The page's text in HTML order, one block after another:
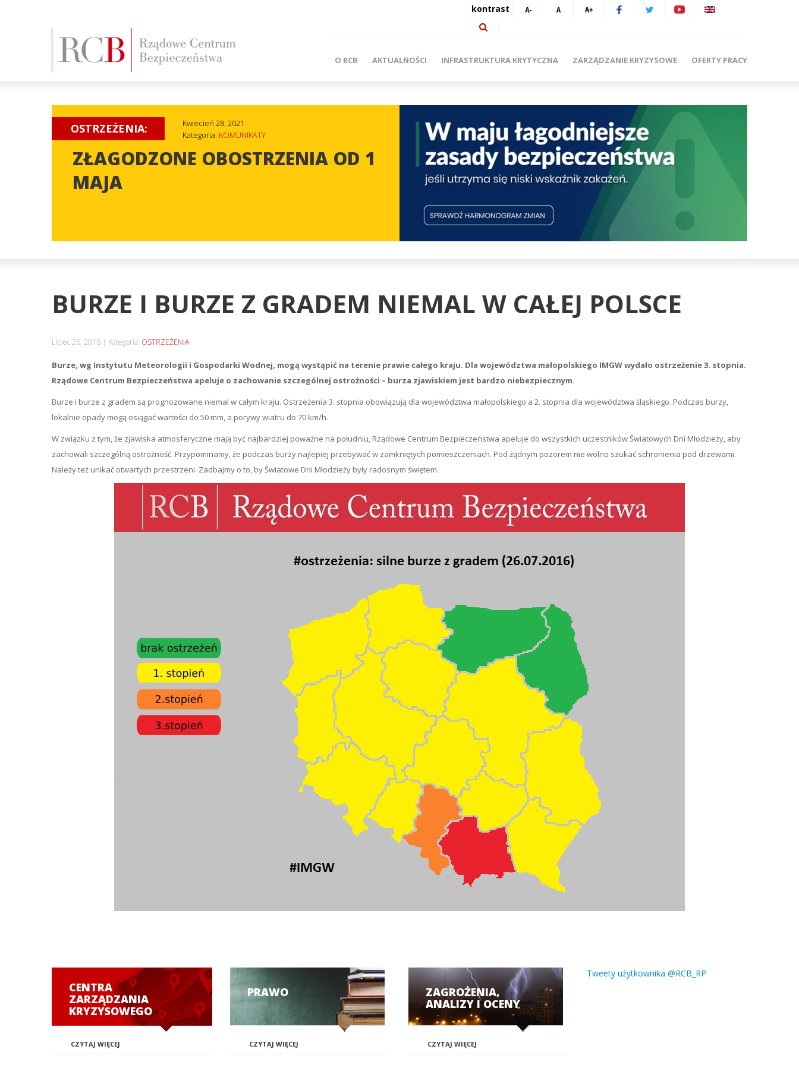
kontrast
O RCB AKTUALNOŚCI INFRASTRUKTURA KRYTYCZNA ZARZĄDZANIE KRYZYSOWE OFERTY PRACY
OSTRZEŻENIA:
Kwiecień 28, 2021
Kategoria: KOMUNIKATY
ZŁAGODZONE OBOSTRZENIA OD 1
MAJA
BURZE I BURZE Z GRADEM NIEMAL W CAŁEJ POLSCE
Lipiec 26, 2016 Kategoria: OSTRZEŻENIA
Burze, wg Instytutu Meteorologii i Gospodarki Wodnej, mogą wystąpić na terenie prawie całego kraju. Dla województwa małopolskiego IMGW wydało ostrzeżenie 3. stopnia.
Rządowe Centrum Bezpieczeństwa apeluje o zachowanie szczególnej ostrożności – burza zjawiskiem jest bardzo niebezpiecznym.
Burze i burze z gradem są prognozowane niemal w całym kraju. Ostrzeżenia 3. stopnia obowiązują dla województwa małopolskiego a 2. stopnia dla województwa śląskiego. Podczas burzy,
lokalnie opady mogą osiągać wartości do 50 mm, a porywy wiatru do 70 km/h.
W związku z tym, że zjawiska atmosferyczne mają być najbardziej poważne na południu, Rządowe Centrum Bezpieczeństwa apeluje do wszystkich uczestników Światowych Dni Młodzieży, aby
zachowali szczególną ostrożność. Przypominamy, że podczas burzy najlepiej przebywać w zamkniętych pomieszczeniach. Pod żądnym pozorem nie wolno szukać schronienia pod drzewami.
Należy też unikać otwartych przestrzeni. Zadbajmy o to, by Światowe Dni Młodzieży były radosnym świętem.
CENTRA
ZARZĄDZANIA
KRYZYSOWEGO
CZYTAJ WIĘCEJ
PRAWO
CZYTAJ WIĘCEJ
ZAGROŻENIA,
ANALIZY I OCENY
CZYTAJ WIĘCEJ
Tweety użytkownika @RCB_RP